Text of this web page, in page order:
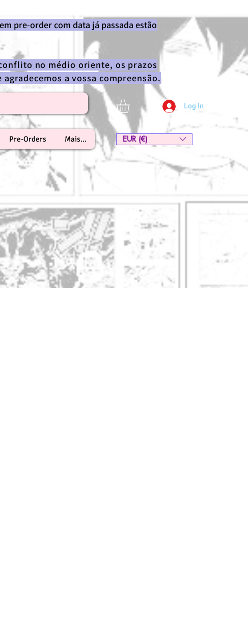
Log In
pre-order com data já passada estão
no médio oriente, os prazos
a vossa compreensão.
Pre-Orders Mais... EUR (€)